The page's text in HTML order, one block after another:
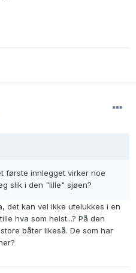
første innlegget virker noe
slik i den "lille" sjøen?
det kan vel ikke utelukkes i en
hva som helst...? På den
båter likeså. De som har